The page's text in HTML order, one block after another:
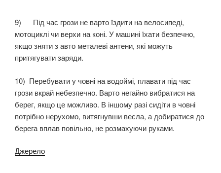
9) Під час грози не варто їздити на велосипеді,
мотоциклі чи верхи на коні. У машині їхати безпечно,
якщо зняти з авто металеві антени, які можуть
притягувати заряди.
10) Перебувати у човні на водоймі, плавати під час
грози вкрай небезпечно. Варто негайно вибратися на
берег, якщо це можливо. В іншому разі сидіти в човні
потрібно нерухомо, витягнувши весла, а добиратися до
берега вплав повільно, не розмахуючи руками.
Джерело